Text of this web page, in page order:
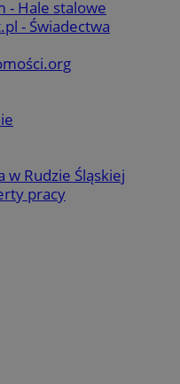
- Hale stalowe
- Świadectwa
w Rudzie Śląskiej
pracy